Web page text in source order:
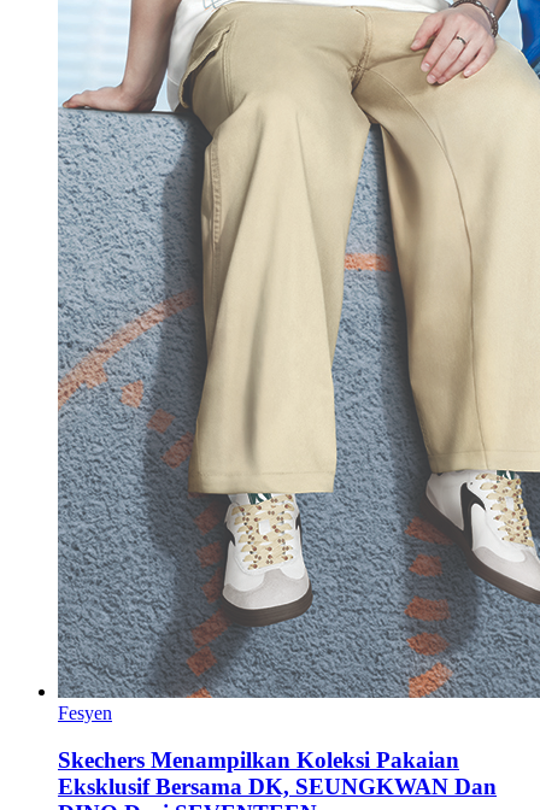
Fesyen
Skechers Menampilkan Koleksi Pakaian
Eksklusif Bersama DK, SEUNGKWAN Dan